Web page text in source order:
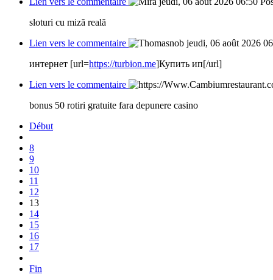
sloturi cu miză reală
Lien vers le commentaire
jeudi, 06 août 2026
интернет [url=https://turbion.me]Купить ип[/url]
Lien vers le commentaire
bonus 50 rotiri gratuite fara depunere casino
Début
8
9
10
11
12
13
14
15
16
17
Fin